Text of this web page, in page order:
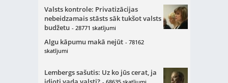
Valsts kontrole: Privatizācijas
nebeidzamais stāsts sāk tukšot valsts
budžetu - 28771 skatījumi
Algu kāpumu makā nejūt - 78162
skatījumi
Lembergs sašutis: Uz ko jūs cerat, ja